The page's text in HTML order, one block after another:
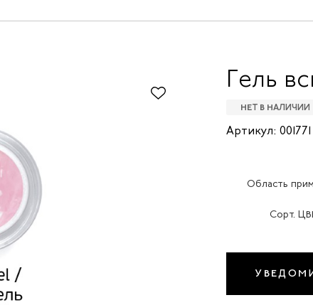
Гель
НЕТ В НАЛИЧИИ
Артикул: 001771
Область
Сорт.